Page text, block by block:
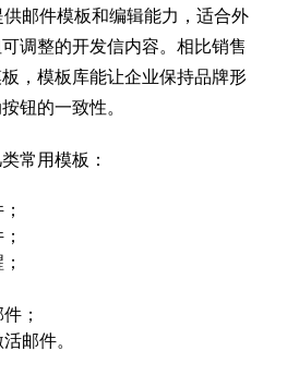
邮件模板和编辑能力，适合外
调整的开发信内容。相比销售
，模板库能让企业保持品牌形
钮的一致性。
常用模板：
；
邮件。